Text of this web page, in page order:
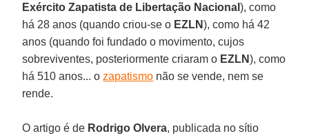
Exército Zapatista de Libertação Nacional), como
há 28 anos (quando criou-se o EZLN), como há 42
anos (quando foi fundado o movimento, cujos
sobreviventes, posteriormente criaram o EZLN), como
há 510 anos... ozapatismo não se vende, nem se
rende.
O artigo é de Rodrigo Olvera, publicada no sítio